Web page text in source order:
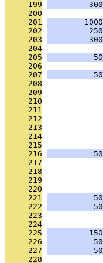
     199
     200
     201
     202
     203
     204
     205
     206
     207
     208
     209
     210
     211
     212
     213
     214
     215
     216
     217
     218
     219
     220
     221
     222
     223
     224
     225
     226
     227
     228